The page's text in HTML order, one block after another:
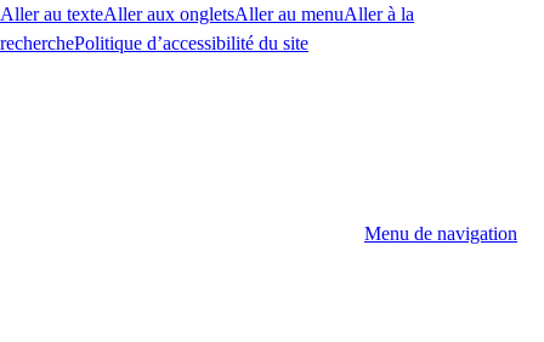
Aller au texteAller aux ongletsAller au menuAller à la
recherchePolitique d’accessibilité du site
Menu de navigation